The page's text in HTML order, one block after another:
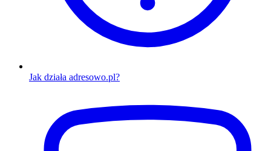
Jak działa adresowo.pl?